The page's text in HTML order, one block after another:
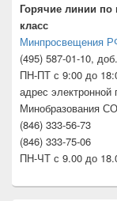
Горячие линии по
класс
Минпросвещения
(495) 587-01-10,
ПН-ПТ с 9:00 до
адрес электронной
Минобразования
(846) 333-56-73
(846) 333-75-06
ПН-ЧТ с 9.00 до